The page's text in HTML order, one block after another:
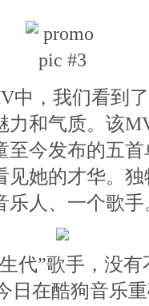
，我们看到了
力和气质。该
至今发布的五
见她的才华。
乐人、一个歌手
”歌手，没有
日在酷狗音乐